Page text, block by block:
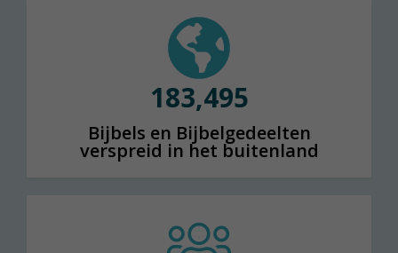
183,503
Bijbels en Bijbelgedeelten
verspreid in het buitenland